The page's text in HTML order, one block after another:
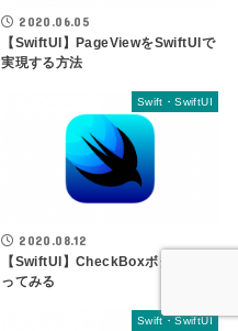
2020.06.05
【SwiftUI】PageViewをSwiftUIで
実現する方法
Swift・SwiftUI
2020.08.12
【SwiftUI】CheckBoxボタンを作
ってみる
Swift・SwiftUI